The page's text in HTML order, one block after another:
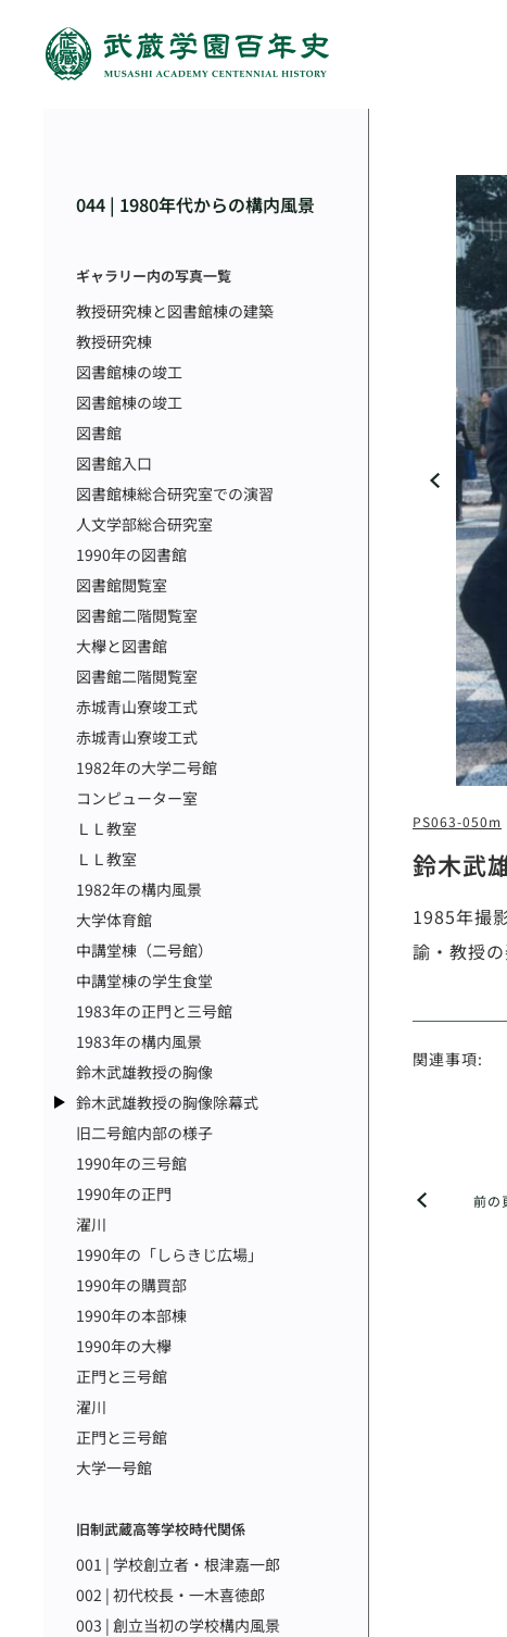
044 | 1980年代からの構内風景
ギャラリー内の写真一覧
教授研究棟と図書館棟の建築
教授研究棟
図書館棟の竣工
図書館棟の竣工
図書館
図書館入口
図書館棟総合研究室での演習
人文学部総合研究室
1990年の図書館
図書館閲覧室
図書館二階閲覧室
大欅と図書館
図書館二階閲覧室
赤城青山寮竣工式
赤城青山寮竣工式
1982年の大学二号館
コンピューター室
ＬＬ教室
ＬＬ教室
1982年の構内風景
大学体育館
中講堂棟（二号館）
中講堂棟の学生食堂
1983年の正門と三号館
1983年の構内風景
鈴木武雄教授の胸像
鈴木武雄教授の胸像除幕式
旧二号館内部の様子
1990年の三号館
1990年の正門
濯川
1990年の「しらきじ広場」
1990年の購買部
1990年の本部棟
1990年の大欅
正門と三号館
濯川
正門と三号館
大学一号館
旧制武蔵高等学校時代関係
001 | 学校創立者・根津嘉一郎
002 | 初代校長・一木喜徳郎
003 | 創立当初の学校構内風景
PS063-050m
鈴木武
1985年撮
諭・教授の
関連事項:
前の